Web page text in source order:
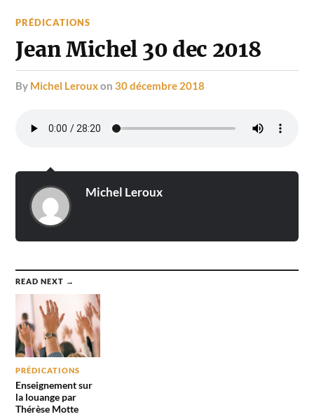
PRÉDICATIONS
Jean Michel 30 dec 2018
by Michel Lerouxon30 décembre 2018
Michel Leroux
READ NEXT →
PRÉDICATIONS
Enseignement sur
la louange par
Thérèse Motte